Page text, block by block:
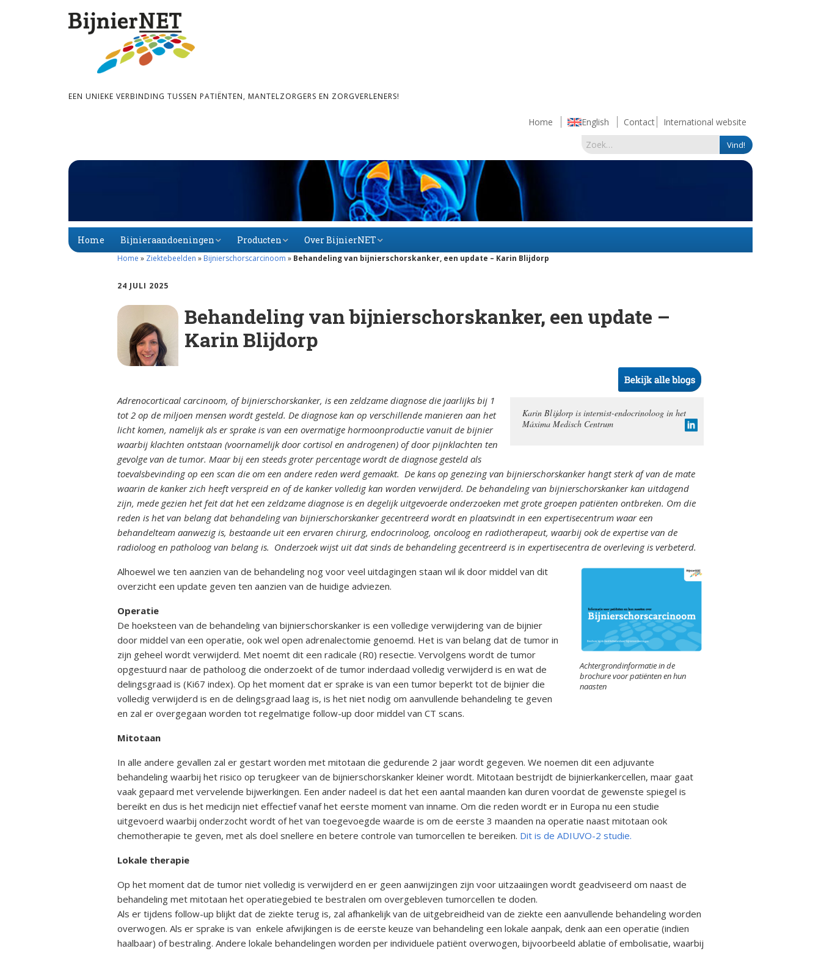
EEN UNIEKE VERBINDING TUSSEN PATIËNTEN, MANTELZORGERS EN ZORGVERLENERS!
Home English Contact International website
Home Bijnieraandoeningen
Secundaire
bijnierschorsinsufficië
ntie
Immuuntherapie en de
bijnier
Syndroom van Cushing
Adrenogenitaal
syndroom (AGS)
Feochromocytoom
Bijnierschorscarcinoom
Producten
Bijnier app
Ervaringsverhalen
Factsheets Arbeid en
ziek zijn
Infografics
Informatiebrochure
Kwaliteitsstandaard
Mini-docu’s
voorkoming van een
bijniercrisis
Thesaurus
Bijnieraandoeningen
Over BijnierNET
Bestuursleden
Veelgestelde vragen
Home » Ziektebeelden » Bijnierschorscarcinoom » Behandeling van bijnierschorskanker, een update – Karin Blijdorp
24 JULI 2025
Behandeling van bijnierschorskanker, een update –
Karin Blijdorp
Karin Blijdorp is internist-endocrinoloog in het
Máxima Medisch Centrum
Adrenocorticaal carcinoom, of bijnierschorskanker, is een zeldzame diagnose die jaarlijks bij 1
tot 2 op de miljoen mensen wordt gesteld. De diagnose kan op verschillende manieren aan het
licht komen, namelijk als er sprake is van een overmatige hormoonproductie vanuit de bijnier
waarbij klachten ontstaan (voornamelijk door cortisol en androgenen) of door pijnklachten ten
gevolge van de tumor. Maar bij een steeds groter percentage wordt de diagnose gesteld als
toevalsbevinding op een scan die om een andere reden werd gemaakt. De kans op genezing van bijnierschorskanker hangt sterk af van de mate
waarin de kanker zich heeft verspreid en of de kanker volledig kan worden verwijderd. De behandeling van bijnierschorskanker kan uitdagend
zijn, mede gezien het feit dat het een zeldzame diagnose is en degelijk uitgevoerde onderzoeken met grote groepen patiënten ontbreken. Om die
reden is het van belang dat behandeling van bijnierschorskanker gecentreerd wordt en plaatsvindt in een expertisecentrum waar een
behandelteam aanwezig is, bestaande uit een ervaren chirurg, endocrinoloog, oncoloog en radiotherapeut, waarbij ook de expertise van de
radioloog en patholoog van belang is. Onderzoek wijst uit dat sinds de behandeling gecentreerd is in expertisecentra de overleving is verbeterd.
Achtergrondinformatie in de
brochure voor patiënten en hun
naasten
Alhoewel we ten aanzien van de behandeling nog voor veel uitdagingen staan wil ik door middel van dit
overzicht een update geven ten aanzien van de huidige adviezen.
Operatie
De hoeksteen van de behandeling van bijnierschorskanker is een volledige verwijdering van de bijnier
door middel van een operatie, ook wel open adrenalectomie genoemd. Het is van belang dat de tumor in
zijn geheel wordt verwijderd. Met noemt dit een radicale (R0) resectie. Vervolgens wordt de tumor
opgestuurd naar de patholoog die onderzoekt of de tumor inderdaad volledig verwijderd is en wat de
delingsgraad is (Ki67 index). Op het moment dat er sprake is van een tumor beperkt tot de bijnier die
volledig verwijderd is en de delingsgraad laag is, is het niet nodig om aanvullende behandeling te geven
en zal er overgegaan worden tot regelmatige follow-up door middel van CT scans.
Mitotaan
In alle andere gevallen zal er gestart worden met mitotaan die gedurende 2 jaar wordt gegeven. We noemen dit een adjuvante
behandeling waarbij het risico op terugkeer van de bijnierschorskanker kleiner wordt. Mitotaan bestrijdt de bijnierkankercellen, maar gaat
vaak gepaard met vervelende bijwerkingen. Een ander nadeel is dat het een aantal maanden kan duren voordat de gewenste spiegel is
bereikt en dus is het medicijn niet effectief vanaf het eerste moment van inname. Om die reden wordt er in Europa nu een studie
uitgevoerd waarbij onderzocht wordt of het van toegevoegde waarde is om de eerste 3 maanden na operatie naast mitotaan ook
chemotherapie te geven, met als doel snellere en betere controle van tumorcellen te bereiken. Dit is de ADIUVO-2 studie.
Lokale therapie
Op het moment dat de tumor niet volledig is verwijderd en er geen aanwijzingen zijn voor uitzaaiingen wordt geadviseerd om naast de
behandeling met mitotaan het operatiegebied te bestralen om overgebleven tumorcellen te doden.
Als er tijdens follow-up blijkt dat de ziekte terug is, zal afhankelijk van de uitgebreidheid van de ziekte een aanvullende behandeling worden
overwogen. Als er sprake is van enkele afwijkingen is de eerste keuze van behandeling een lokale aanpak, denk aan een operatie (indien
haalbaar) of bestraling. Andere lokale behandelingen worden per individuele patiënt overwogen, bijvoorbeeld ablatie of embolisatie, waarbij